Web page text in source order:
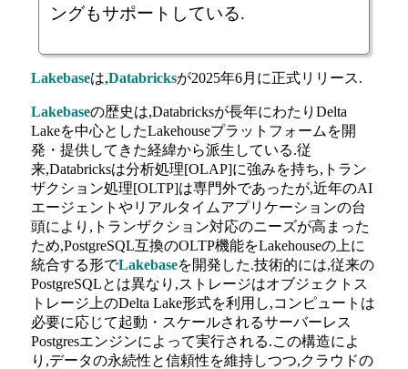
ングもサポートしている.
Lakebaseは,Databricksが2025年6月に正式リリース.
Lakebaseの歴史は,Databricksが長年にわたりDelta
Lakeを中心としたLakehouseプラットフォームを開
発・提供してきた経緯から派生している.従
来,Databricksは分析処理[OLAP]に強みを持ち,トラン
ザクション処理[OLTP]は専門外であったが,近年のAI
エージェントやリアルタイムアプリケーションの台
頭により,トランザクション対応のニーズが高まった
ため,PostgreSQL互換のOLTP機能をLakehouseの上に
統合する形でLakebaseを開発した.技術的には,従来の
PostgreSQLとは異なり,ストレージはオブジェクトス
トレージ上のDelta Lake形式を利用し,コンピュートは
必要に応じて起動・スケールされるサーバーレス
Postgresエンジンによって実行される.この構造によ
り,データの永続性と信頼性を維持しつつ,クラウドの